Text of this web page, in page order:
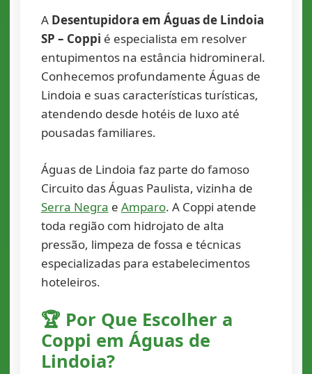
A Desentupidora em Águas de Lindoia
SP – Coppi é especialista em resolver
entupimentos na estância hidromineral.
Conhecemos profundamente Águas de
Lindoia e suas características turísticas,
atendendo desde hotéis de luxo até
pousadas familiares.
Águas de Lindoia faz parte do famoso
Circuito das Águas Paulista, vizinha de
Serra Negra e Amparo. A Coppi atende
toda região com hidrojato de alta
pressão, limpeza de fossa e técnicas
especializadas para estabelecimentos
hoteleiros.
🏆 Por Que Escolher a
Coppi em Águas de
Lindoia?